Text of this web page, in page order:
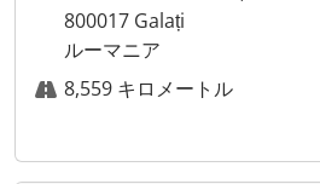
800017 Galați
ルーマニア
8,559 キロメートル